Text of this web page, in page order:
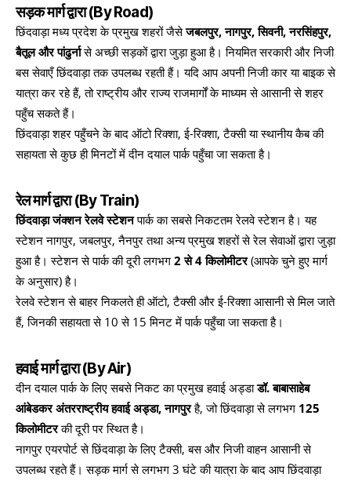
सड़क मार्ग द्वारा (By Road)
छिंदवाड़ा मध्य प्रदेश के प्रमुख शहरों जैसेजबलपुर, नागपुर, सिवनी, नरसिंहपुर,
बैतूल और पांढुर्नासे अच्छी सड़कों द्वारा जुड़ा हुआ है। नियमित सरकारी और निजी
बस सेवाएँ छिंदवाड़ा तक उपलब्ध रहती हैं। यदि आप अपनी निजी कार या बाइक से
यात्रा कर रहे हैं, तो राष्ट्रीय और राज्य राजमार्गों के माध्यम से आसानी से शहर
पहुँच सकते हैं।
छिंदवाड़ा शहर पहुँचने के बाद ऑटो रिक्शा, ई-रिक्शा, टैक्सी या स्थानीय कैब की
सहायता से कुछ ही मिनटों में दीन दयाल पार्क पहुँचा जा सकता है।
रेल मार्ग द्वारा (By Train)
छिंदवाड़ा जंक्शन रेलवे स्टेशनपार्क का सबसे निकटतम रेलवे स्टेशन है। यह
स्टेशन नागपुर, जबलपुर, नैनपुर तथा अन्य प्रमुख शहरों से रेल सेवाओं द्वारा जुड़ा
हुआ है। स्टेशन से पार्क की दूरी लगभग 2 से 4 किलोमीटर(आपके चुने हुए मार्ग
के अनुसार) है।
रेलवे स्टेशन से बाहर निकलते ही ऑटो, टैक्सी और ई-रिक्शा आसानी से मिल जाते
हैं, जिनकी सहायता से 10 से 15 मिनट में पार्क पहुँचा जा सकता है।
हवाई मार्ग द्वारा (By Air)
दीन दयाल पार्क के लिए सबसे निकट का प्रमुख हवाई अड्डाडॉ. बाबासाहेब
आंबेडकर अंतरराष्ट्रीय हवाई अड्डा, नागपुरहै, जो छिंदवाड़ा से लगभग 125
किलोमीटरकी दूरी पर स्थित है।
नागपुर एयरपोर्ट से छिंदवाड़ा के लिए टैक्सी, बस और निजी वाहन आसानी से
उपलब्ध रहते हैं। सड़क मार्ग से लगभग 3 घंटे की यात्रा के बाद आप छिंदवाड़ा